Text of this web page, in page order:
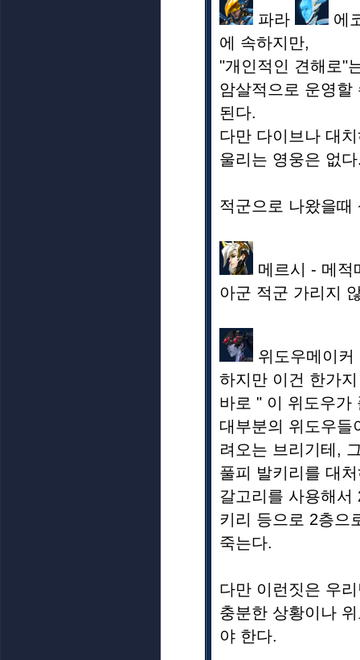
파라
에
에 속하지만,
"개인적인 견해로"
암살적으로 운영
된다.
다만 다이브나 대
울리는 영웅은 없
적군으로 나왔을때
메르시 - 메적
아군 적군 가리지
위도우메이
하지만 이건 한가
바로 " 이 위도우가
대부분의 위도우
려오는 브리기테,
풀피 발키리를 대
갈고리를 사용해
키리 등으로 2층으
죽는다.
다만 이런짓은 우
충분한 상황이나
야 한다.